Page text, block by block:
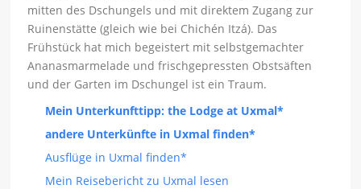
mitten des Dschungels und mit direktem Zugang zur
Ruinenstätte (gleich wie bei Chichén Itzá). Das
Frühstück hat mich begeistert mit selbstgemachter
Ananasmarmelade und frischgepressten Obstsäften
und der Garten im Dschungel ist ein Traum.
Mein Unterkunfttipp: the Lodge at Uxmal*
andere Unterkünfte in Uxmal finden*
Ausflüge in Uxmal finden*
Mein Reisebericht zu Uxmal lesen